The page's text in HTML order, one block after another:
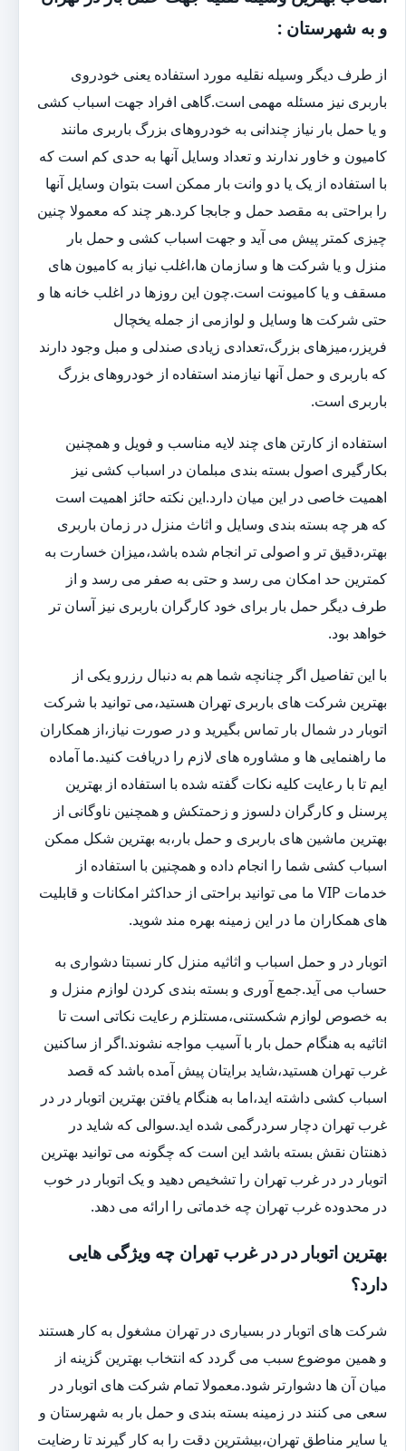
و به شهرستان :
از طرف دیگر وسیله نقلیه مورد استفاده یعنی خودروی
باربری نیز مسئله مهمی است.گاهی افراد جهت اسباب کشی
و یا حمل بار نیاز چندانی به خودروهای بزرگ باربری مانند
کامیون و خاور ندارند و تعداد وسایل آنها به حدی کم است که
با استفاده از یک یا دو وانت بار ممکن است بتوان وسایل آنها
را براحتی به مقصد حمل و جابجا کرد.هر چند که معمولا چنین
چیزی کمتر پیش می آید و جهت اسباب کشی و حمل بار
منزل و یا شرکت ها و سازمان ها،اغلب نیاز به کامیون های
مسقف و یا کامیونت است.چون این روزها در اغلب خانه ها و
حتی شرکت ها وسایل و لوازمی از جمله یخچال
فریزر،میزهای بزرگ،تعدادی زیادی صندلی و مبل وجود دارند
که باربری و حمل آنها نیازمند استفاده از خودروهای بزرگ
باربری است.
استفاده از کارتن های چند لایه مناسب و فویل و همچنین
بکارگیری اصول بسته بندی مبلمان در اسباب کشی نیز
اهمیت خاصی در این میان دارد.این نکته حائز اهمیت است
که هر چه بسته بندی وسایل و اثاث منزل در زمان باربری
بهتر،دقیق تر و اصولی تر انجام شده باشد،میزان خسارت به
کمترین حد امکان می رسد و حتی به صفر می رسد و از
طرف دیگر حمل بار برای خود کارگران باربری نیز آسان تر
خواهد بود.
با این تفاصیل اگر چنانچه شما هم به دنبال رزرو یکی از
بهترین شرکت های باربری تهران هستید،می توانید با شرکت
اتوبار در شمال بار تماس بگیرید و در صورت نیاز،از همکاران
ما راهنمایی ها و مشاوره های لازم را دریافت کنید.ما آماده
ایم تا با رعایت کلیه نکات گفته شده با استفاده از بهترین
پرسنل و کارگران دلسوز و زحمتکش و همچنین ناوگانی از
بهترین ماشین های باربری و حمل بار،به بهترین شکل ممکن
اسباب کشی شما را انجام داده و همچنین با استفاده از
خدمات VIP ما می توانید براحتی از حداکثر امکانات و قابلیت
های همکاران ما در این زمینه بهره مند شوید.
اتوبار در و حمل اسباب و اثاثیه منزل کار نسبتا دشواری به
حساب می آید.جمع آوری و بسته بندی کردن لوازم منزل و
به خصوص لوازم شکستنی،مستلزم رعایت نکاتی است تا
اثاثیه به هنگام حمل بار با آسیب مواجه نشوند.اگر از ساکنین
غرب تهران هستید،شاید برایتان پیش آمده باشد که قصد
اسباب کشی داشته اید،اما به هنگام یافتن بهترین اتوبار در در
غرب تهران دچار سردرگمی شده اید.سوالی که شاید در
ذهنتان نقش بسته باشد این است که چگونه می توانید بهترین
اتوبار در در غرب تهران را تشخیص دهید و یک اتوبار در خوب
در محدوده غرب تهران چه خدماتی را ارائه می دهد.
بهترین اتوبار در در غرب تهران چه ویژگی هایی
دارد؟
شرکت های اتوبار در بسیاری در تهران مشغول به کار هستند
و همین موضوع سبب می گردد که انتخاب بهترین گزینه از
میان آن ها دشوارتر شود.معمولا تمام شرکت های اتوبار در
سعی می کنند در زمینه بسته بندی و حمل بار به شهرستان و
یا سایر مناطق تهران،بیشترین دقت را به کار گیرند تا رضایت